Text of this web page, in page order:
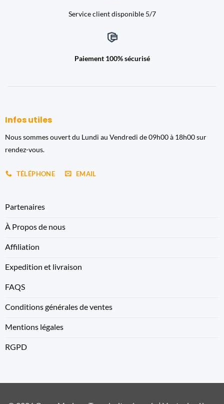
Service client disponible 5/7
Paiement 100% sécurisé
Infos utiles
Nous sommes ouvert du Lundi au Vendredi de 09h00 à 18h00 sur
rendez-vous.
TÉLÉPHONE EMAIL
Partenaires
À Propos de nous
Affiliation
Expedition et livraison
FAQS
Conditions générales de ventes
Mentions légales
RGPD